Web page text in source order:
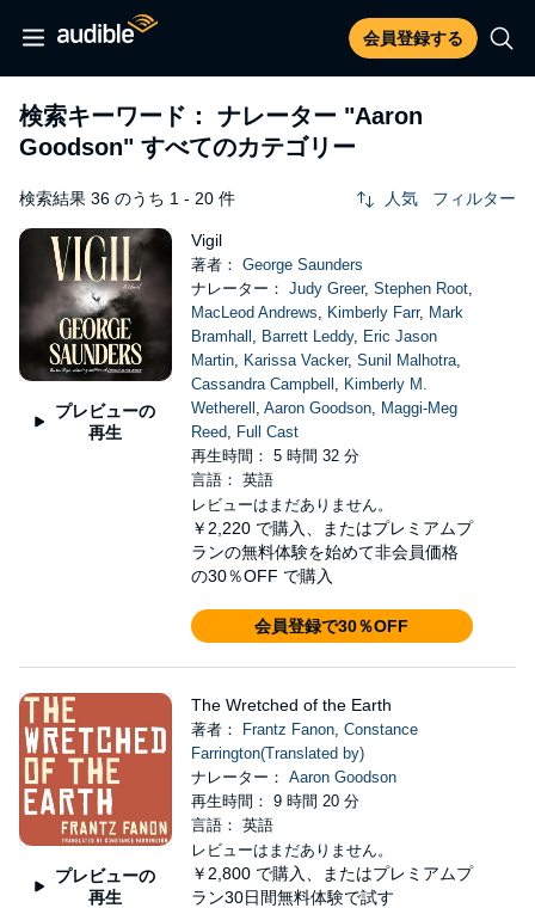
会員登録する
検索キーワード： ナレーター "Aaron
Goodson" すべてのカテゴリー
検索結果 36 のうち 1 - 20 件 人気 フィルター
プレビューの
再生
Vigil
著者： George Saunders
ナレーター： Judy Greer, Stephen Root,
MacLeod Andrews, Kimberly Farr, Mark
Bramhall , Barrett Leddy, Eric Jason
Martin, Karissa Vacker, Sunil Malhotra,
Cassandra Campbell , Kimberly M.
Wetherell , Aaron Goodson, Maggi-Meg
Reed, Full Cast
再生時間： 5 時間 32 分
言語： 英語
レビューはまだありません。
￥2,220 で購入、またはプレミアムプ
ランの無料体験を始めて非会員価格
の30％OFF で購入
会員登録で30％OFF
プレビューの
再生
The Wretched of the Earth
著者： Frantz Fanon, Constance
Farrington(Translated by)
ナレーター： Aaron Goodson
再生時間： 9 時間 20 分
言語： 英語
レビューはまだありません。
￥2,800 で購入、またはプレミアムプ
ラン30日間無料体験で試す